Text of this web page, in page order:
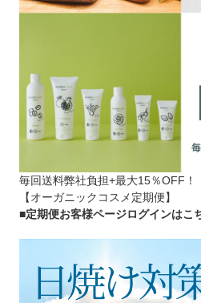
毎回送料弊社負担+最大15％OFF！
【オーガニックコスメ定期便】
■定期便お客様ページログインはこ